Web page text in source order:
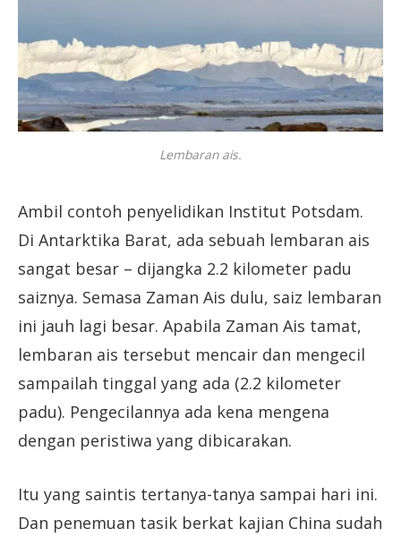
Lembaran ais.
Ambil contoh penyelidikan Institut Potsdam.
Di Antarktika Barat, ada sebuah lembaran ais
sangat besar – dijangka 2.2 kilometer padu
saiznya. Semasa Zaman Ais dulu, saiz lembaran
ini jauh lagi besar. Apabila Zaman Ais tamat,
lembaran ais tersebut mencair dan mengecil
sampailah tinggal yang ada (2.2 kilometer
padu). Pengecilannya ada kena mengena
dengan peristiwa yang dibicarakan.
Itu yang saintis tertanya-tanya sampai hari ini.
Dan penemuan tasik berkat kajian China sudah